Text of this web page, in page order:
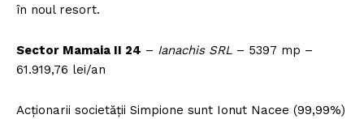
în noul resort.
Sector Mamaia II 24 – Ianachis SRL – 5397 mp –
61.919,76 lei/an
Acționarii societății Simpione sunt Ionut Nacee (99,99%)